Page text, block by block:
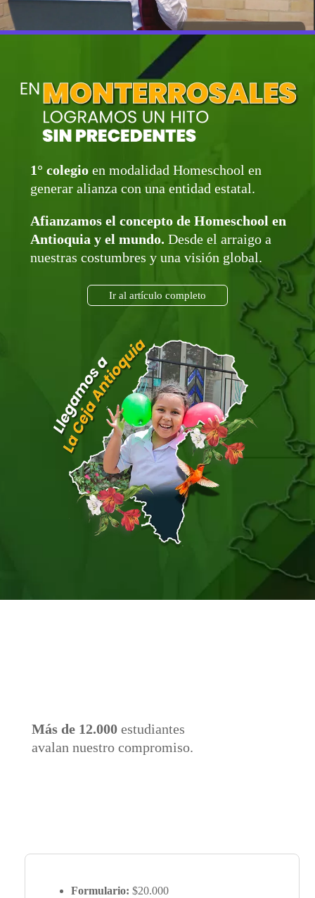
1° colegioen modalidad Homeschool en
generar alianza con una entidad estatal.
Afianzamos el concepto de Homeschool en
Antioquia y el mundo. Desde el arraigo a
nuestras costumbres y una visión global.
Ir al artículo completo
Más de 12.000estudiantes
avalan nuestro compromiso.
Formulario: $20.000